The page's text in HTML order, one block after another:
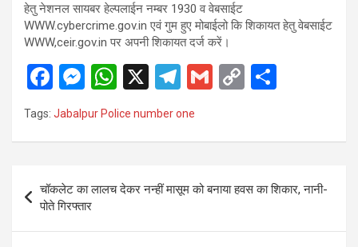
हेतु नेशनल सायबर हेल्पलाईन नम्बर 1930 व वेबसाईट
WWW.cybercrime.gov.in एवं गुम हुए मोबाईलो कि शिकायत हेतु वेबसाईट
WWW,ceir.gov.in पर अपनी शिकायत दर्ज करें।
F
a
ce
o
o
k
M
es
se
g
er
W
h
at
A
p
p
X
T
e
a
m
G
C
n
Tags: Jabalpur Police number one
navigation
चॉकलेट का लालच देकर नन्हीं मासूम को बनाया हवस का शिकार, नानी-
पोते गिरफ्तार